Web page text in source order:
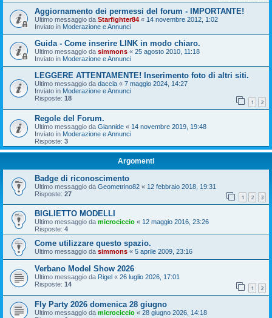
Aggiornamento dei permessi del forum - IMPORTANTE!
Ultimo messaggio da Starfighter84 « 14 novembre 2012, 1:02
Inviato in Moderazione e Annunci
Guida - Come inserire LINK in modo chiaro.
Ultimo messaggio da simmons « 25 agosto 2010, 11:18
Inviato in Moderazione e Annunci
LEGGERE ATTENTAMENTE! Inserimento foto di altri siti.
Ultimo messaggio da daccia « 7 maggio 2024, 14:27
Inviato in Moderazione e Annunci
Risposte: 18 1 2
Regole del Forum.
Ultimo messaggio da Giannide « 14 novembre 2019, 19:48
Inviato in Moderazione e Annunci
Risposte: 3
Argomenti
Badge di riconoscimento
Ultimo messaggio da Geometrino82 « 12 febbraio 2018, 19:31
Risposte: 27 1 2 3
BIGLIETTO MODELLI
Ultimo messaggio da microciccio « 12 maggio 2016, 23:26
Risposte: 4
Come utilizzare questo spazio.
Ultimo messaggio da simmons « 5 aprile 2009, 23:16
Verbano Model Show 2026
Ultimo messaggio da Rigel « 26 luglio 2026, 17:01
Risposte: 14 1 2
Fly Party 2026 domenica 28 giugno
Ultimo messaggio da microciccio « 28 giugno 2026, 14:18